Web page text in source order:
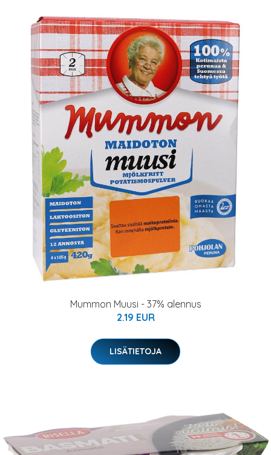
Mummon Muusi - 37% alennus
2.19 EUR
LISÄTIETOJA